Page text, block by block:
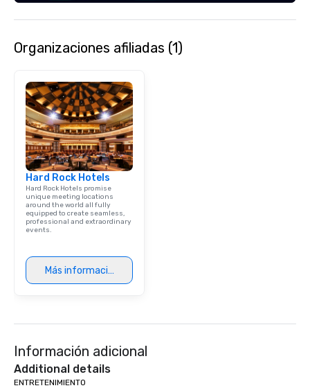
successful program
Organizaciones afiliadas (1)
Hard Rock Hotels
Hard Rock Hotels promise
unique meeting locations
around the world all fully
equipped to create seamless,
professional and extraordinary
events.
Más información
Información adicional
Additional details
ENTRETENIMIENTO